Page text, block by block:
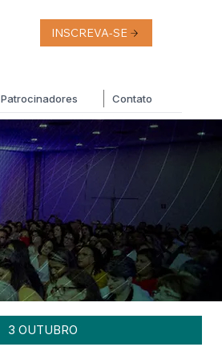
INSCREVA-SE
Patrocinadores Contato
3 OUTUBRO